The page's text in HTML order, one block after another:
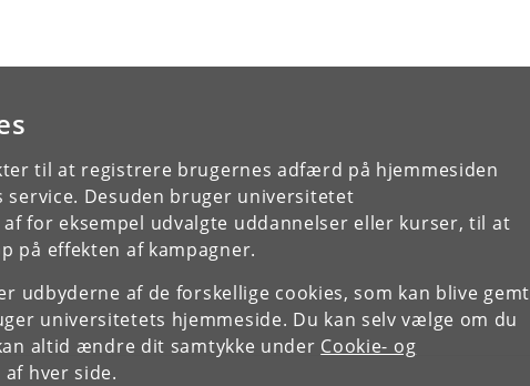
til at registrere brugernes adfærd på hjemmesiden
Desuden bruger universitetet
for eksempel udvalgte uddannelser eller kurser, til at
på effekten af kampagner.
udbyderne af de forskellige cookies, som kan blive gemt
universitetets hjemmeside. Du kan selv vælge om du
altid ændre dit samtykke under Cookie- og
hver side.